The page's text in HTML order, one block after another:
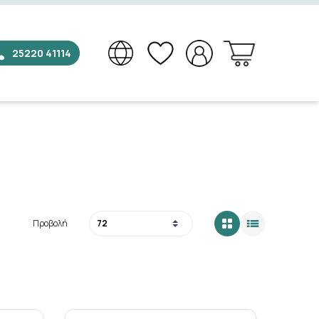
25220 41114
Προβολή